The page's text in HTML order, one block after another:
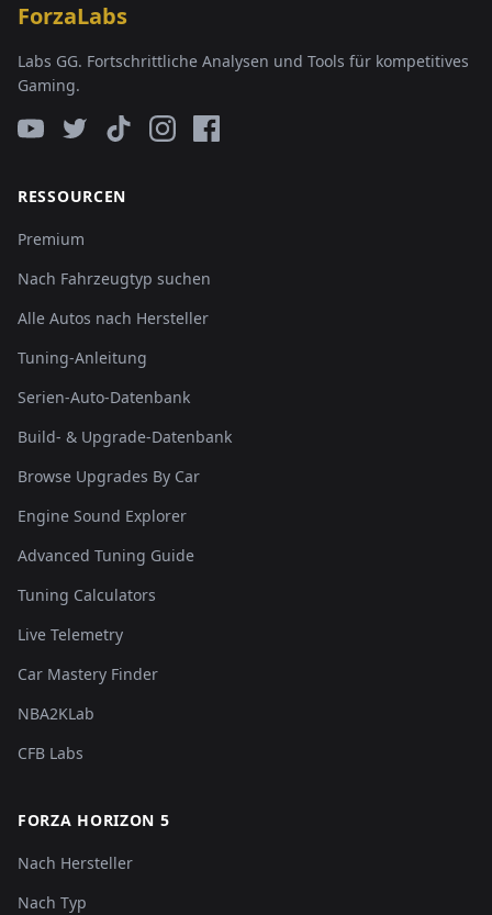
ForzaLabs
Labs GG. Fortschrittliche Analysen und Tools für kompetitives
Gaming.
RESSOURCEN
Premium
Nach Fahrzeugtyp suchen
Alle Autos nach Hersteller
Tuning-Anleitung
Serien-Auto-Datenbank
Build- & Upgrade-Datenbank
Browse Upgrades By Car
Engine Sound Explorer
Advanced Tuning Guide
Tuning Calculators
Live Telemetry
Car Mastery Finder
NBA2KLab
CFB Labs
FORZA HORIZON 5
Nach Hersteller
Nach Typ